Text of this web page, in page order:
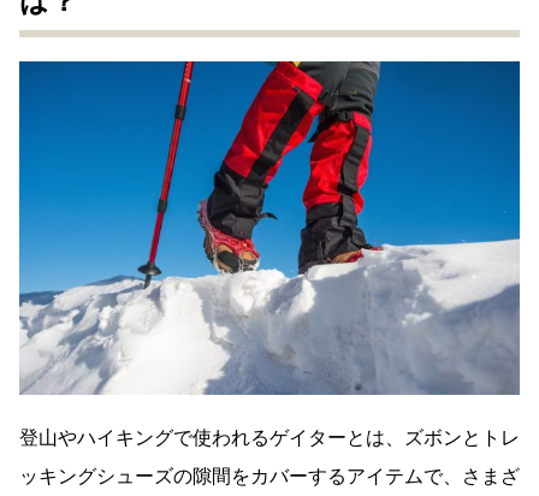
登山やハイキングで使われるゲイターとは、ズボンとトレ
ッキングシューズの隙間をカバーするアイテムで、さまざ